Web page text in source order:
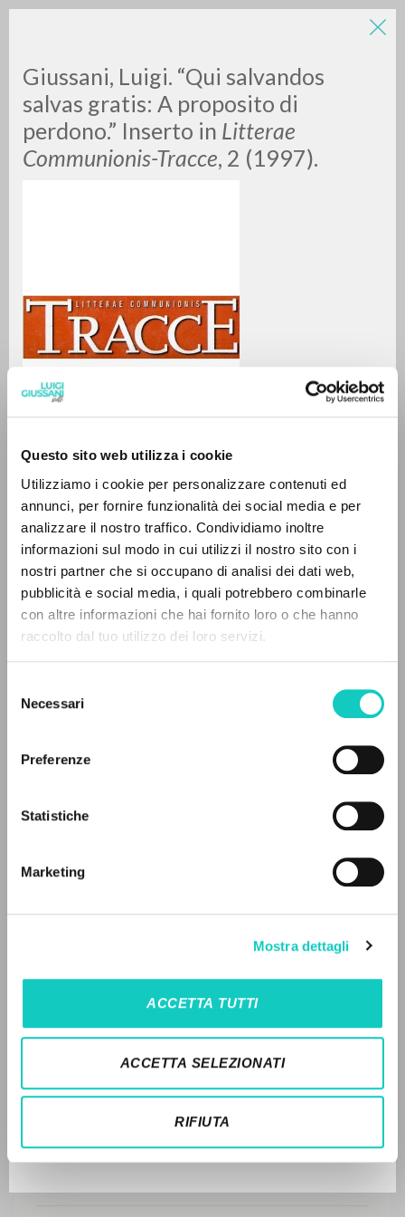
Questo sito web utilizza i cookie
Utilizziamo i cookie per personalizzare contenuti ed
annunci, per fornire funzionalità dei social media e per
analizzare il nostro traffico. Condividiamo inoltre
informazioni sul modo in cui utilizzi il nostro sito con i
nostri partner che si occupano di analisi dei dati web,
pubblicità e social media, i quali potrebbero combinarle
con altre informazioni che hai fornito loro o che hanno
raccolto dal tuo utilizzo dei loro servizi.
delNecessari
Preferenze
Statistiche
Marketing
Mostra dettagli
ACCETTA TUTTI
ACCETTA SELEZIONATI
RIFIUTA
Giussani, Luigi. “Qui salvandos
salvas gratis: A proposito di
perdono.” Inserto in Litterae
Communionis-Tracce, 2 (1997).
Giussani Luigi Autore
Italiano
Litterae Communionis-Tracce
1997
Pagine: 8
ULTIMO AGGIORNAMENTO
06/03/2023
LEGGI IL FULL TEXT NELL'EDIZIONE
DISPONIBILE
2013 - Un evento reale nella vita dell’uomo: (1990-
1991) - BUR - Italiano (pp. 320-338)
TRADUZIONI
OPERE COLLEGATE
TRADUZIONI OPERE COLLEGATE
NOMI
0DOCUMENTI TROVATI
IL PROGETTO
testi integrali in 5 lingue e percorsi tematici
Italiano Inglese Spagnolo
NEWSLETTER
eventi e percorsi editoriali.